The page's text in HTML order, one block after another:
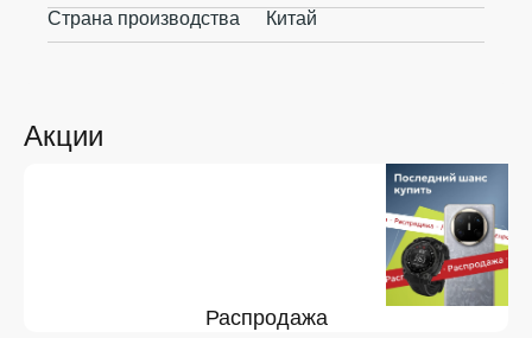
Акции
Распродажа
Страна производства
Китай